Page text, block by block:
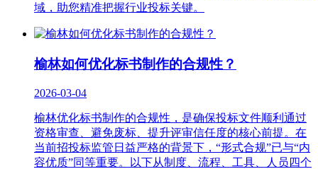
域，助您精准把握行业投标关键。
榆林如何优化标书制作的合规性？
2026-03-04
榆林优化标书制作的合规性，是确保投标文件顺利通过
资格审查、避免废标、提升评审信任度的核心前提。在
当前招投标监管日益严格的背景下，“形式合规”已与“内
容优质”同等重要。以下从制度、流程、工具、人员四个